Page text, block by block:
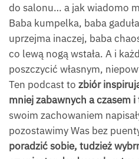
do salonu… a jak wiadomo
Baba kumpelka, baba
uprzejma inaczej, baba
co lewą nogą wstała. A i
poszczycić własnym,
Ten podcast to zbiór
mniej zabawnych a czasem
swoim zachowaniem
pozostawimy Was bez
poradzić sobie, tudzież